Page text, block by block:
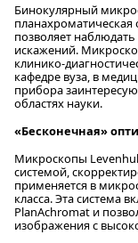
Бинокулярный
позволяет
искажений.
клинико-
кафедре вуза, в
прибора
областях науки.
«Бесконечная»
Микроскопы
системой,
применяется в
класса. Эта система
PlanAchromat и
изображения с